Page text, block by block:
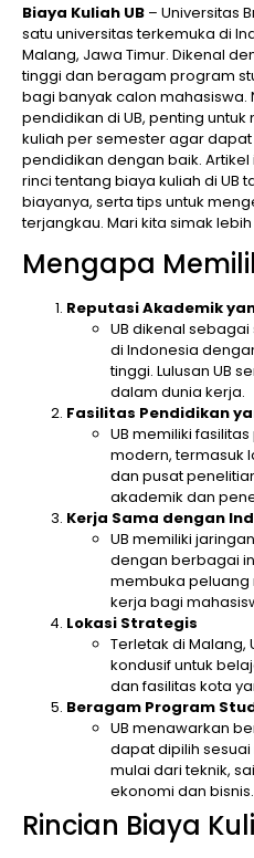
Biaya Kuliah UB – Universitas
satu universitas terkemuka di
Malang, Jawa Timur. Dikenal
tinggi dan beragam program
bagi banyak calon mahasiswa.
pendidikan di UB, penting
kuliah per semester agar
pendidikan dengan baik.
rinci tentang biaya kuliah di UB
biayanya, serta tips untuk
terjangkau. Mari kita simak
Mengapa
Reputasi Akademik
UB dikenal
di Indonesia
tinggi. Lulusan UB
dalam dunia kerja.
Fasilitas Pendidikan
UB memiliki
modern, termasuk
dan pusat
akademik dan
Kerja Sama dengan
UB memiliki
dengan berbagai
membuka
kerja bagi
Lokasi Strategis
Terletak di Malang,
kondusif untuk
dan fasilitas kota
Beragam Program
UB menawarkan
dapat dipilih
mulai dari teknik,
ekonomi dan bisnis.
Rincian Biaya